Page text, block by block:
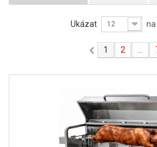
Ukázat 12
1 2